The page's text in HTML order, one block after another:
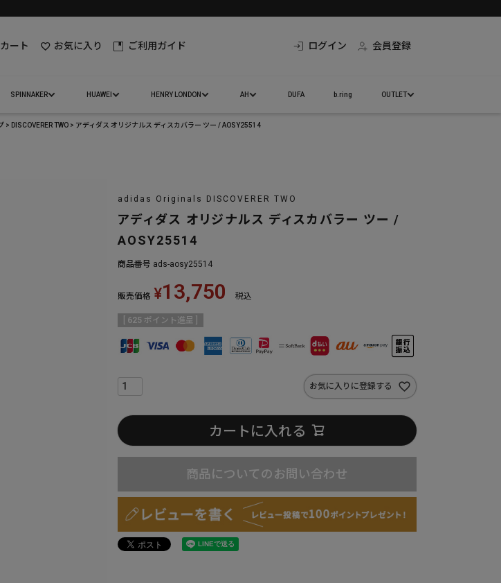
カート お気に入り ご利用ガイド ログイン 会員登録
SPINNAKER HUAWEI HENRY LONDON AH DUFA b.ring OUTLET
DISCOVERER TWO アディダス オリジナルス ディスカバラー ツー / AOSY25514
adidas Originals DISCOVERER TWO
アディダス オリジナルス ディスカバラー ツー /
AOSY25514
商品番号 ads-aosy25514
販売価格 ¥13,750 税込
625 ポイント進呈 ]
お気に入りに登録する
カートに入れる
商品についてのお問い合わせ